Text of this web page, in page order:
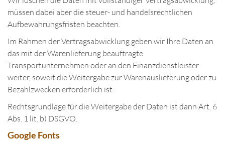
müssen dabei aber die steuer- und handelsrechtlichen
Aufbewahrungsfristen beachten.
Im Rahmen der Vertragsabwicklung geben wir Ihre Daten an
das mit der Warenlieferung beauftragte
Transportunternehmen oder an den Finanzdienstleister
weiter, soweit die Weitergabe zur Warenauslieferung oder zu
Bezahlzwecken erforderlich ist.
Rechtsgrundlage für die Weitergabe der Daten ist dann Art. 6
Abs. 1 lit. b) DSGVO.
Google Fonts